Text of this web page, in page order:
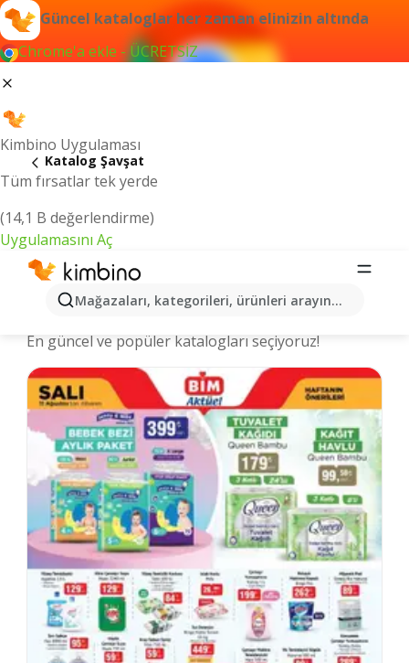
Güncel kataloglar her zaman elinizin altında
Chrome'a ekle - ÜCRETSİZ
Kimbino Uygulaması
Tüm fırsatlar tek yerde
(14,1 B değerlendirme)
Uygulamasını Aç
Mağazaları, kategorileri, ürünleri arayın...
Katalog Şavşat
Şavşat şehrinde kataloglar ve
En güncel ve popüler katalogları seçiyoruz!